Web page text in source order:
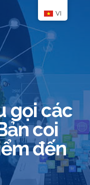
gọi các
coi
đến
VI